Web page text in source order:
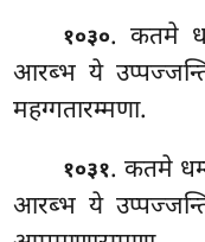
१०३०. कतमे
आरब्भ ये
महग्गतारम्मणा.
१०३१. कतमे
आरब्भ ये